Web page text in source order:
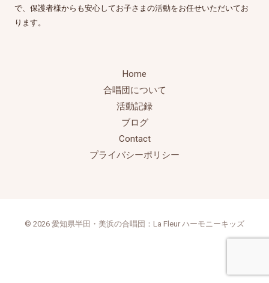
で、保護者様からも安心してお子さまの活動をお任せいただいてお
ります。
Home
合唱団について
活動記録
ブログ
Contact
プライバシーポリシー
© 2026 愛知県半田・美浜の合唱団：La Fleur ハーモニーキッズ